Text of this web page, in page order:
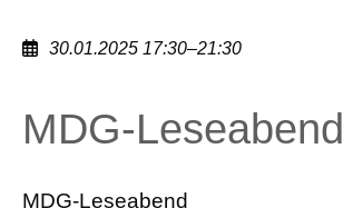
30.01.2025 17:30–21:30
MDG-Leseabend
MDG-Leseabend